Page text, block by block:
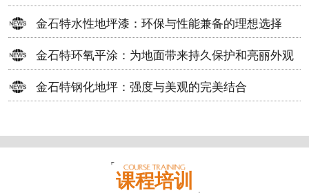
金石特水性地坪漆：环保与性能兼备的理想选择
金石特环氧平涂：为地面带来持久保护和亮丽外观
金石特钢化地坪：强度与美观的完美结合
课程培训